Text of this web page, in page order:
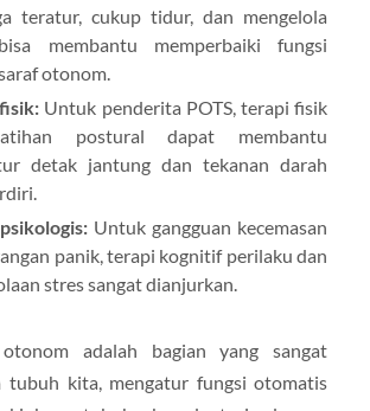
teratur, cukup tidur, dan mengelola
membantu memperbaiki fungsi
otonom.
Untuk penderita POTS, terapi fisik
postural dapat membantu
detak jantung dan tekanan darah
Untuk gangguan kecemasan
panik, terapi kognitif perilaku dan
stres sangat dianjurkan.
adalah bagian yang sangat
tubuh kita, mengatur fungsi otomatis